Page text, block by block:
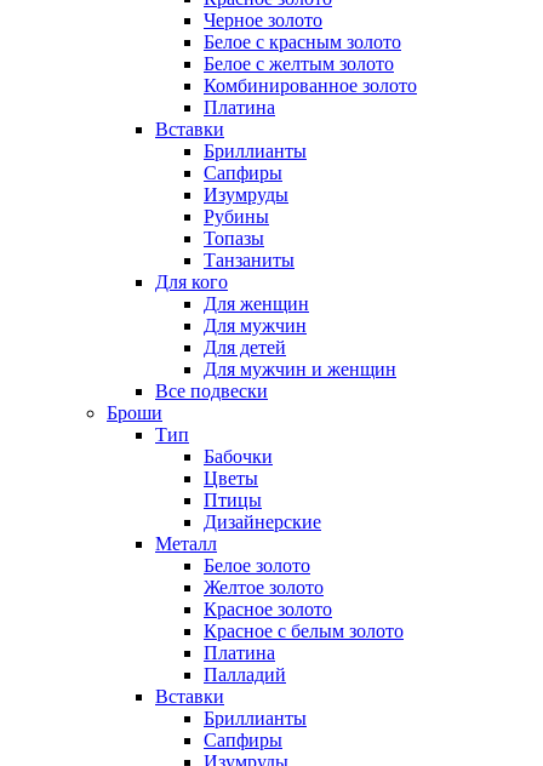
Черное золото
Белое с красным золото
Белое с желтым золото
Комбинированное золото
Платина
Вставки
Бриллианты
Сапфиры
Изумруды
Рубины
Топазы
Танзаниты
Для кого
Для женщин
Для мужчин
Для детей
Для мужчин и женщин
Все подвески
Броши
Тип
Бабочки
Цветы
Птицы
Дизайнерские
Металл
Белое золото
Желтое золото
Красное золото
Красное с белым золото
Платина
Палладий
Вставки
Бриллианты
Сапфиры
Изумруды